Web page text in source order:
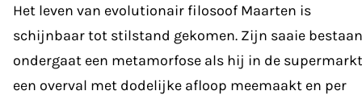
Het leven van evolutionair filosoof Maarten is
schijnbaar tot stilstand gekomen. Zijn saaie bestaan
ondergaat een metamorfose als hij in de supermarkt
een overval met dodelijke afloop meemaakt en per